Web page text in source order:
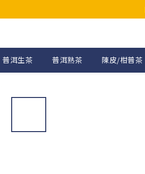
普洱生茶 普洱熟茶 陳皮/柑普茶